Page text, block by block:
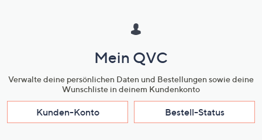
Mein QVC
Verwalte deine persönlichen Daten und Bestellungen sowie deine
Wunschliste in deinem Kundenkonto
Kunden-Konto Bestell-Status